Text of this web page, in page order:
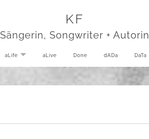
KF
Sängerin, Songwriter + Autorin
aLife EXPAND SUBMENU
aLive Done dADa DaTa